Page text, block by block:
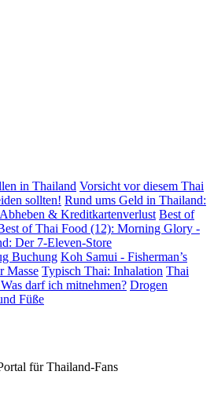
in Thailand Vorsicht vor diesem Thai
sollten! Rund ums Geld in Thailand:
& Kreditkartenverlust Best of
of Thai Food (12): Morning Glory -
Der 7-Eleven-Store
Buchung Koh Samui - Fisherman’s
Masse Typisch Thai: Inhalation Thai
darf ich mitnehmen? Drogen
Füße
für Thailand-Fans